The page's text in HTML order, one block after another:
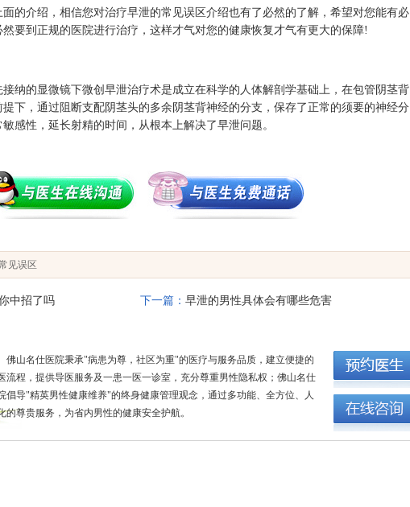
介绍，相信您对治疗早泄的常见误区介绍也有了必然的了解，希望对您能有必
要到正规的医院进行治疗，这样才气对您的健康恢复才气有更大的保障!
接纳的显微镜下微创早泄治疗术是成立在科学的人体解剖学基础上，在包管阴茎背
下，通过阻断支配阴茎头的多余阴茎背神经的分支，保存了正常的须要的神经分
感性，延长射精的时间，从根本上解决了早泄问题。
见误区
中招了吗 下一篇： 早泄的男性具体会有哪些危害
佛山名仕医院秉承"病患为尊，社区为重"的医疗与服务品质，建立便捷的
流程，提供导医服务及一患一医一诊室，充分尊重男性隐私权；佛山名仕
倡导"精英男性健康维养"的终身健康管理观念，通过多功能、全方位、人
的尊贵服务，为省内男性的健康安全护航。